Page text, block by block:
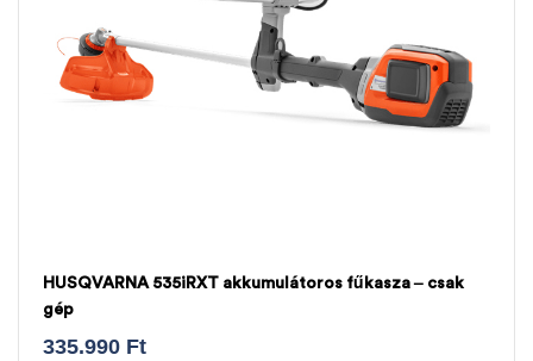
HUSQVARNA 535iRXT akkumulátoros fűkasza – csak
gép
335.990 Ft